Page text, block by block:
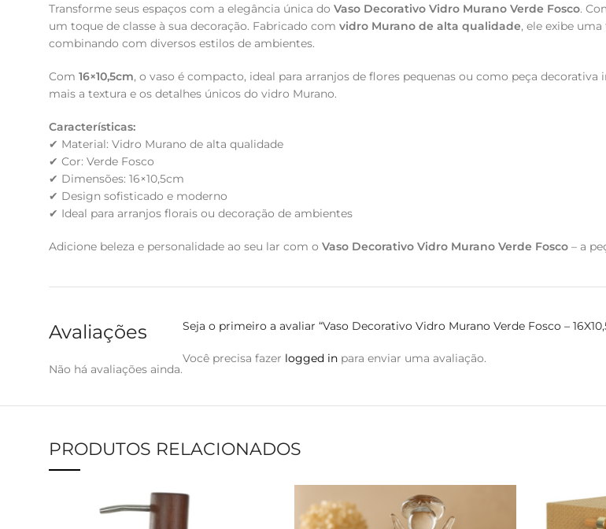
Transforme seus espaços com a elegância única do Vaso Decorativo Vidro Murano Verde Fosco.
um toque de classe à sua decoração. Fabricado com vidro Murano de alta qualidade, ele exibe
combinando com diversos estilos de ambientes.
Com 16×10,5cm, o vaso é compacto, ideal para arranjos de flores pequenas ou como peça
mais a textura e os detalhes únicos do vidro Murano.
Características:
✔ Material: Vidro Murano de alta qualidade
✔ Cor: Verde Fosco
✔ Dimensões: 16×10,5cm
✔ Design sofisticado e moderno
✔ Ideal para arranjos florais ou decoração de ambientes
Adicione beleza e personalidade ao seu lar com o Vaso Decorativo Vidro Murano Verde Fosco – a
Avaliações
Não há avaliações ainda.
Seja o primeiro a avaliar “Vaso Decorativo Vidro Murano Verde Fosco –
Você precisa fazer logged in para enviar uma avaliação.
PRODUTOS RELACIONADOS